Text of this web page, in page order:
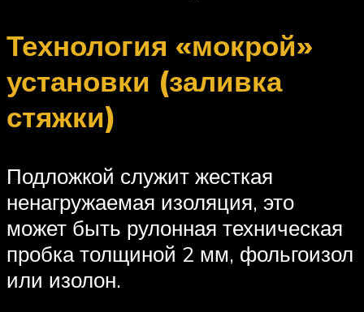
Технология «мокрой»
установки (заливка
стяжки)
Подложкой служит жесткая
ненагружаемая изоляция, это
может быть рулонная техническая
пробка толщиной 2 мм, фольгоизол
или изолон.